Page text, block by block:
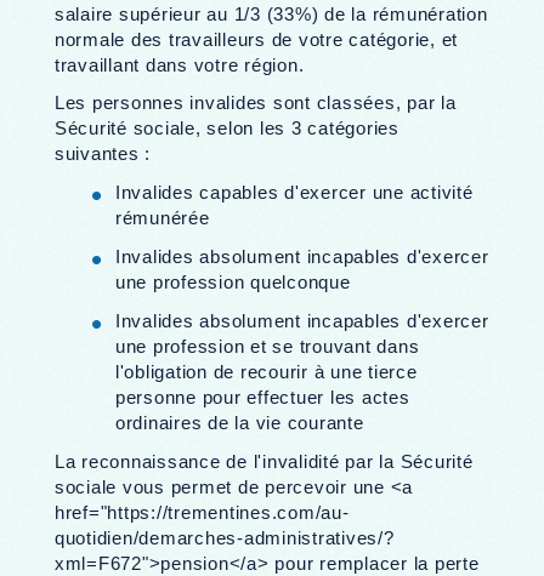
salaire supérieur au 1/3 (33%) de la rémunération
normale des travailleurs de votre catégorie, et
travaillant dans votre région.
Les personnes invalides sont classées, par la
Sécurité sociale, selon les 3 catégories
suivantes :
Invalides capables d'exercer une activité
rémunérée
Invalides absolument incapables d'exercer
une profession quelconque
Invalides absolument incapables d'exercer
une profession et se trouvant dans
l'obligation de recourir à une tierce
personne pour effectuer les actes
ordinaires de la vie courante
La reconnaissance de l'invalidité par la Sécurité
sociale vous permet de percevoir une <a
href="https://trementines.com/au-
quotidien/demarches-administratives/?
xml=F672">pension</a> pour remplacer la perte